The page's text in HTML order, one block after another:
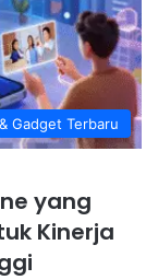
Gadget Terbaru
yang
Kinerja